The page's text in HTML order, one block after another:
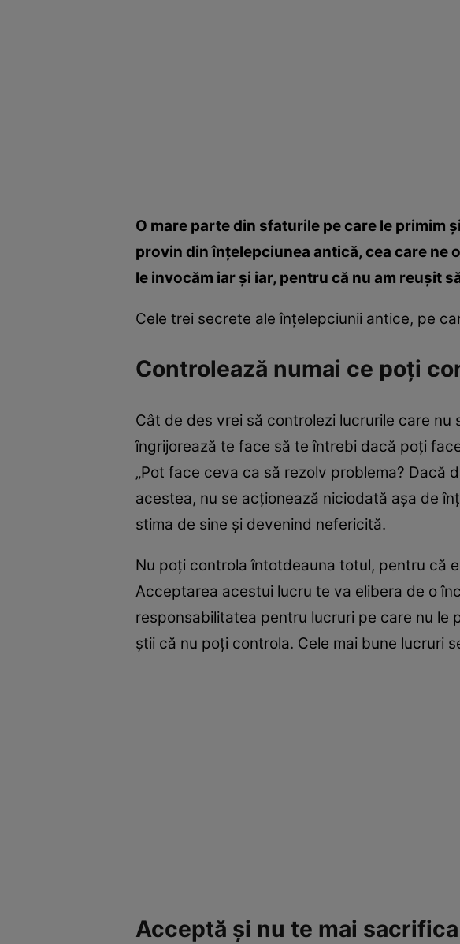
O mare parte din sfaturile pe care le primim
provin din înţelepciunea antică, cea care
le invocăm iar şi iar, pentru că nu am reuşit
Cele trei secrete ale înţelepciunii antice, pe
Controlează numai ce poţi
Cât de des vrei să controlezi lucrurile care
îngrijorează te face să te întrebi dacă poţi
„Pot face ceva ca să rezolv problema? Dacă
acestea, nu se acţionează niciodată aşa de
stima de sine şi devenind nefericită.
Nu poţi controla întotdeauna totul, pentru că
Acceptarea acestui lucru te va elibera de o
responsabilitatea pentru lucruri pe care nu le
ştii că nu poţi controla. Cele mai bune lucruri
Acceptă şi nu te mai sacrifica